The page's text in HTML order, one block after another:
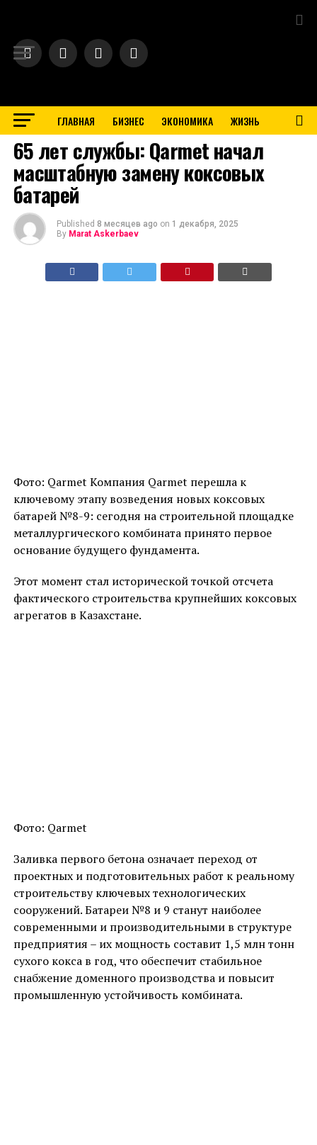
ГЛАВНАЯ БИЗНЕС ЭКОНОМИКА ЖИЗНЬ
BUSINESS
65 лет службы: Qarmet начал
масштабную замену коксовых
батарей
Published 8 месяцев ago on 1 декабря, 2025
By Marat Askerbaev
Фото: Qarmet Компания Qarmet перешла к
ключевому этапу возведения новых коксовых
батарей №8-9: сегодня на строительной площадке
металлургического комбината принято первое
основание будущего фундамента.
Этот момент стал исторической точкой отсчета
фактического строительства крупнейших коксовых
агрегатов в Казахстане.
Фото: Qarmet
Заливка первого бетона означает переход от
проектных и подготовительных работ к реальному
строительству ключевых технологических
сооружений. Батареи №8 и 9 станут наиболее
современными и производительными в структуре
предприятия – их мощность составит 1,5 млн тонн
сухого кокса в год, что обеспечит стабильное
снабжение доменного производства и повысит
промышленную устойчивость комбината.